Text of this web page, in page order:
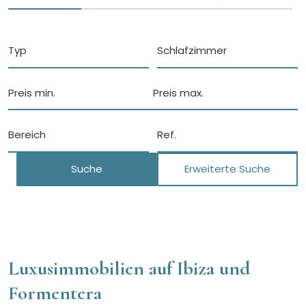
Typ Schlafzimmer
Preis min. Preis max.
Bereich
Suche Erweiterte Suche
Fußweg zum Strand
Meerblick
Gästehaus/Appartement
Schließen
Luxusimmobilien auf Ibiza und
Formentera